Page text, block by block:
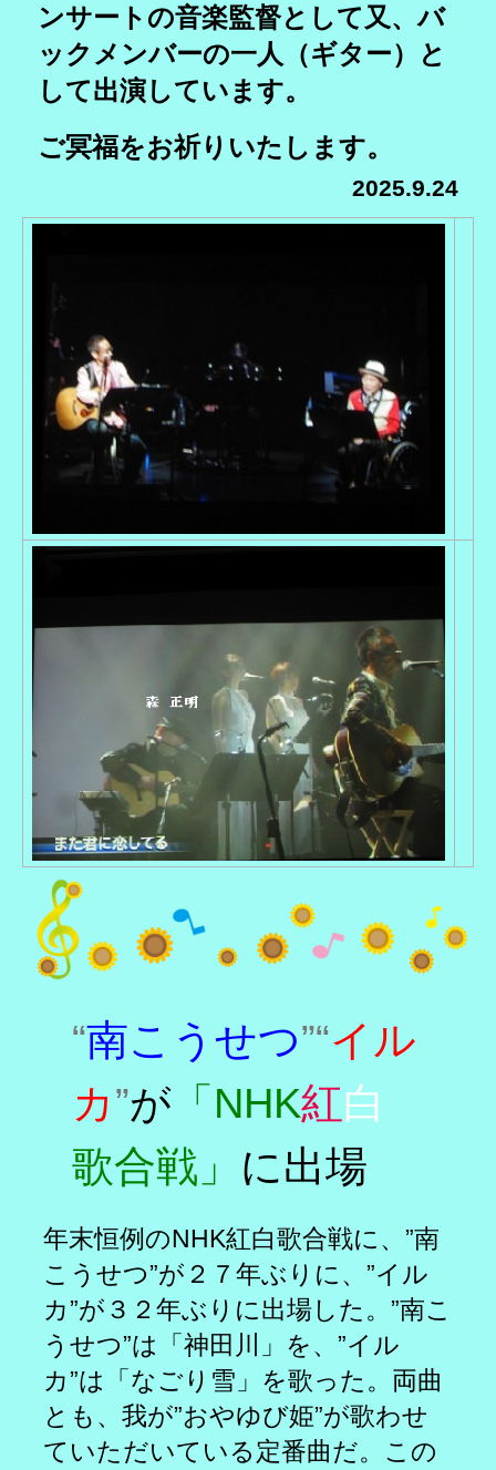
ンサートの音楽監督として又、バ
ックメンバーの一人（ギター）と
して出演しています。
ご冥福をお祈りいたします。
2025.9.24
“南こうせつ”“イル
カ”が 「NHK紅白
歌合戦」 に出場
年末恒例のNHK紅白歌合戦に、”南
こうせつ”が２７年ぶりに、”イル
カ”が３２年ぶりに出場した。”南こ
うせつ”は「神田川」を、”イル
カ”は「なごり雪」を歌った。両曲
とも、我が”おやゆび姫”が歌わせ
ていただいている定番曲だ。この